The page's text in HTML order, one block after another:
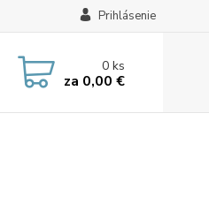
Prihlásenie
0ks
za 0,00 €